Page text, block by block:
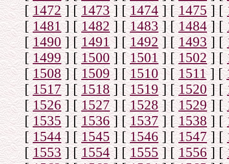
[1472] [1473] [1474] [1475] [
[1481] [1482] [1483] [1484] [
[1490] [1491] [1492] [1493] [
[1499] [1500] [1501] [1502] [
[1508] [1509] [1510] [1511] [
[1517] [1518] [1519] [1520] [
[1526] [1527] [1528] [1529] [
[1535] [1536] [1537] [1538] [
[1544] [1545] [1546] [1547] [
[1553] [1554] [1555] [1556] [